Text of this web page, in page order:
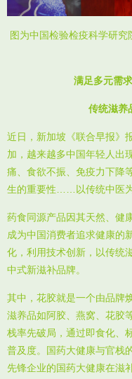
图为中国检验检疫科学研
满足多元需
传统滋养
近日，新加坡《联合早报》
加，越来越多中国年轻人出
痛、食欲不振、免疫力下降
生的重要性……以传统中医为
药食同源产品因其天然、健
成为中国消费者追求健康的
化，利用技术创新，以传统
中式新滋补品牌。
其中，花胶就是一个由品牌
滋养品如阿胶、燕窝、花胶
栈率先破局，通过即食化、
普及度。国药大健康与官栈
先锋企业的国药大健康在滋